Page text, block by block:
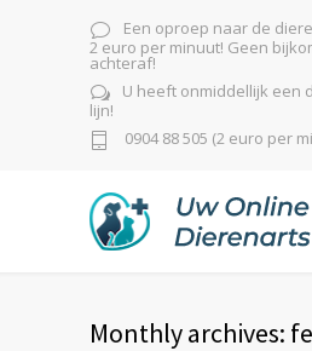
Een oproep naar de
2 euro per minuut! Geen
achteraf!
U heeft onmiddellijk een
lijn!
0904 88 505 (2 euro per
Monthly archives: